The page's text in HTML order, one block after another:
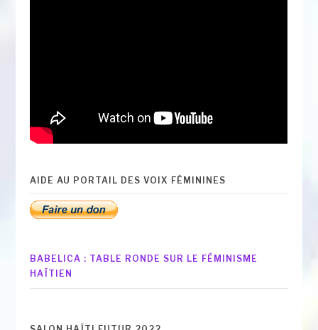
AIDE AU PORTAIL DES VOIX FÉMININES
BABELICA : TABLE RONDE SUR LE FÉMINISME
HAÏTIEN